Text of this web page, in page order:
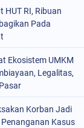
HUT RI, Ribuan
Pada
Ekosistem UMKM
Legalitas,
Korban Jadi
Kasus